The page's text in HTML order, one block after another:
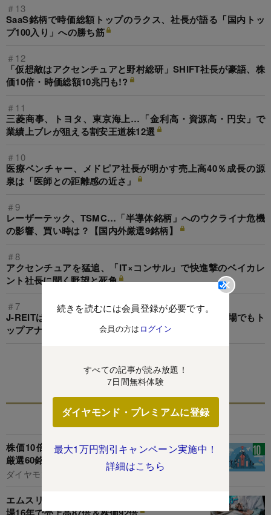
続きを読むには会員登録が必要です。
会員の方は ログイン
すべての記事が読み放題！
7日間無料体験
ダイヤモンド・プレミアムに登録
最大1万円割引キャンペーン実施中！
詳細はこちら
＃13
SaaS銘柄で時価総額トップのラクス、社長が語る「国内トッ
プ100入り」への勝ち筋
＃12
「仮想敵はアクセンチュアと野村総研」SHIFT社長が豪語、株
価10倍・時価総額10兆円も!?
＃11
三菱商事、トヨタ、東京海上…「金利高・資源高・円安」で
業績上ブレが狙える割安王道株12選
＃10
医療ベンチャー、メドピア社長が明かす売上高40％成長の源
泉は「医師との距離感の近さ」
＃9
レーザーテック、TSMC…「半導体銘柄」へのウクライナ危機
の影響、買い時は？【国内外厳選9銘柄】
＃8
アクセンチュアを猛追、「IT×コンサル」で快進撃のベイカレ
ント社長に聞く野望と死角
＃7
J-REITは「4月以降2100ポイントを目指す」、急落相場でもト
ップアナリストが強気な3つの理由
この特集を見る
関連記事
株価10倍「テンバガー」を狙える超成長期待の
厳選60銘柄！ビザスク、チェンジ…
ダイヤモンド編集部,篭島裕亮
エムスリー「医師の9割わしづかみ」の理由、上